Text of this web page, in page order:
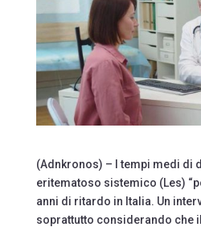
(Adnkronos) – I tempi medi di
eritematoso sistemico (Les)
anni di ritardo in Italia. Un
soprattutto considerando che